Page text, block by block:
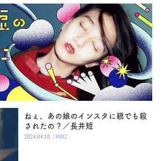
ねぇ、あの娘のインスタに親でも殺
されたの？／長井短
2024.04.10 |#002